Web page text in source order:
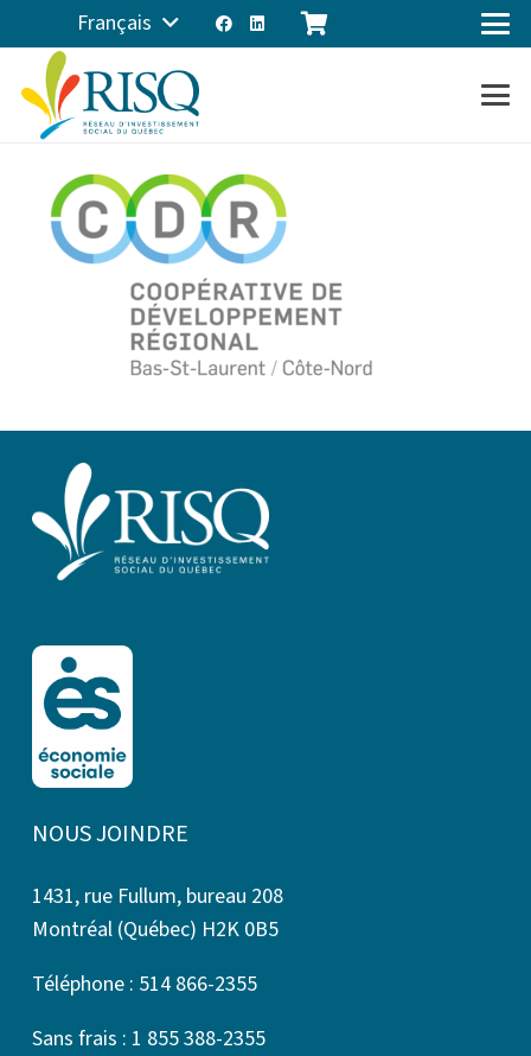
Français
NOUS JOINDRE
1431, rue Fullum, bureau 208
Montréal (Québec) H2K 0B5
Téléphone : 514 866-2355
Sans frais : 1 855 388-2355